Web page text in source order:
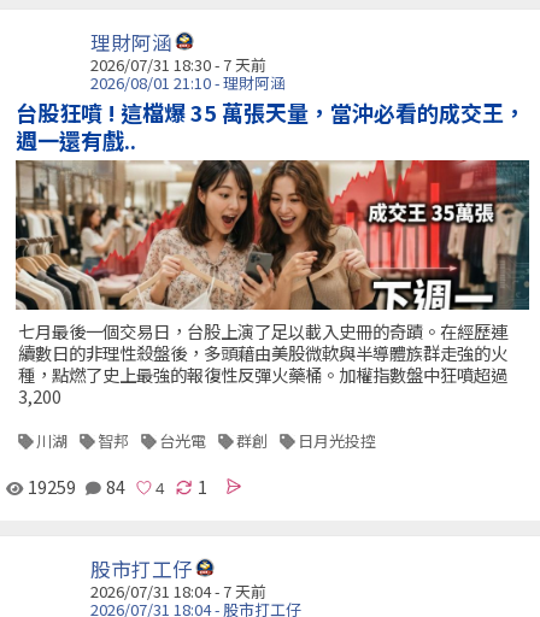
理財阿涵
2026/07/31 18:30 - 7 天前
2026/08/01 21:10 - 理財阿涵
台股狂噴 ! 這檔爆 35 萬張天量，當沖必看的成交王，
週一還有戲..
七月最後一個交易日，台股上演了足以載入史冊的奇蹟。在經歷連
續數日的非理性殺盤後，多頭藉由美股微軟與半導體族群走強的火
種，點燃了史上最強的報復性反彈火藥桶。加權指數盤中狂噴超過
3,200
川湖 智邦 台光電 群創 日月光投控
19259 84 1
股市打工仔
2026/07/31 18:04 - 7 天前
2026/07/31 18:04 - 股市打工仔